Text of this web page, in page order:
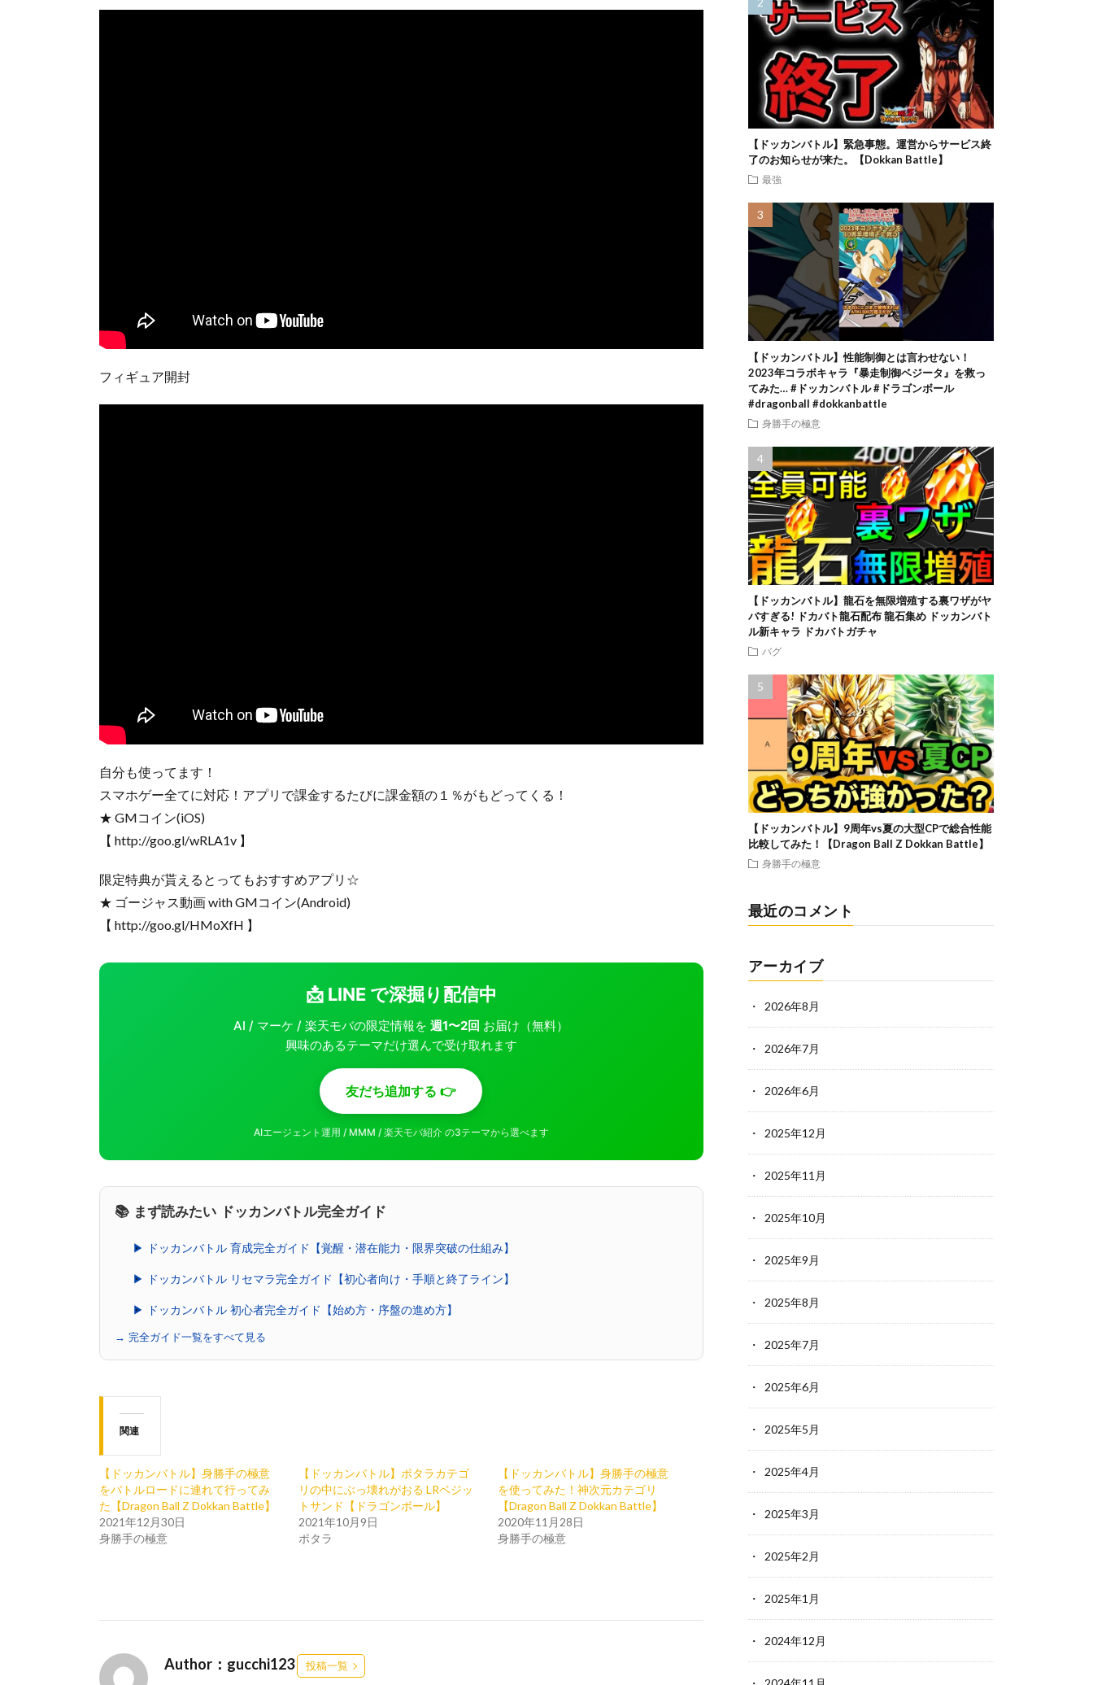
フィギュア開封
自分も使ってます！
スマホゲー全てに対応！アプリで課金するたびに課金額の１％がもどってくる！
★ GMコイン(iOS)
【 http://goo.gl/wRLA1v 】
限定特典が貰えるとってもおすすめアプリ☆
★ ゴージャス動画 with GMコイン(Android)
【 http://goo.gl/HMoXfH 】
📩 LINE で深掘り配信中
AI / マーケ / 楽天モバの限定情報を週1〜2回 お届け（無料）
興味のあるテーマだけ選んで受け取れます
友だち追加する 👉
AIエージェント運用 / MMM / 楽天モバ紹介 の3テーマから選べます
📚 まず読みたい ドッカンバトル完全ガイド
▶ ドッカンバトル 育成完全ガイド【覚醒・潜在能力・限界突破の仕組み】
▶ ドッカンバトル リセマラ完全ガイド【初心者向け・手順と終了ライン】
▶ ドッカンバトル 初心者完全ガイド【始め方・序盤の進め方】
→ 完全ガイド一覧をすべて見る
関連
【ドッカンバトル】身勝手の極意
をバトルロードに連れて行ってみ
た【Dragon Ball Z Dokkan Battle】
2021年12月30日
身勝手の極意
【ドッカンバトル】ポタラカテゴ
リの中にぶっ壊れがおる LRベジッ
トサンド【ドラゴンボール】
2021年10月9日
ポタラ
【ドッカンバトル】身勝手の極意
を使ってみた！神次元カテゴリ
【Dragon Ball Z Dokkan Battle】
2020年11月28日
身勝手の極意
Author：gucchi123 投稿一覧
【ドッカンバトル】緊急事態。運営からサービス終
了のお知らせが来た。【Dokkan Battle】
最強
【ドッカンバトル】性能制御とは言わせない！
2023年コラボキャラ『暴走制御ベジータ』を救っ
てみた… #ドッカンバトル #ドラゴンボール
#dragonball #dokkanbattle
身勝手の極意
【ドッカンバトル】龍石を無限増殖する裏ワザがヤ
バすぎる! ドカバト龍石配布 龍石集め ドッカンバト
ル新キャラ ドカバトガチャ
バグ
【ドッカンバトル】9周年vs夏の大型CPで総合性能
比較してみた！【Dragon Ball Z Dokkan Battle】
身勝手の極意
最近のコメント
アーカイブ
2026年8月
2026年7月
2026年6月
2025年12月
2025年11月
2025年10月
2025年9月
2025年8月
2025年7月
2025年6月
2025年5月
2025年4月
2025年3月
2025年2月
2025年1月
2024年12月